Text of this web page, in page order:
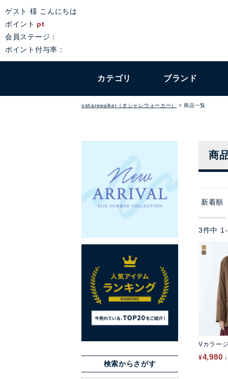
ゲスト 様 こんにちは
ポイント pt
会員ステージ：
ポイント付与率：
カテゴリ ブランド
osharewalker（オシャレウォーカー） 商品一覧
検索からさがす
商
新着順
3件中 1 -
Vカラー
¥4,980